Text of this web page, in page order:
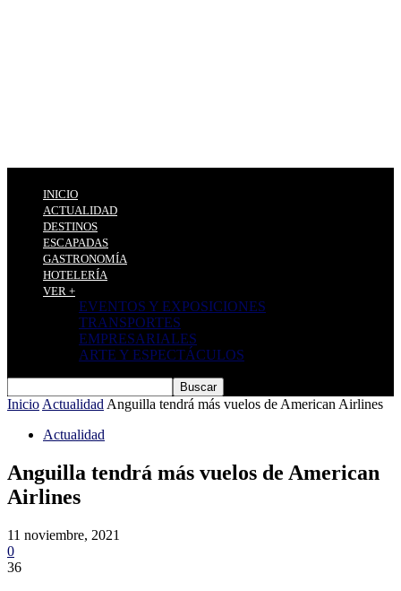
INICIO
ACTUALIDAD
DESTINOS
ESCAPADAS
GASTRONOMÍA
HOTELERÍA
VER +
EVENTOS Y EXPOSICIONES
TRANSPORTES
EMPRESARIALES
ARTE Y ESPECTÁCULOS
Inicio Actualidad Anguilla tendrá más vuelos de American Airlines
Actualidad
Anguilla tendrá más vuelos de American
Airlines
11 noviembre, 2021
0
36